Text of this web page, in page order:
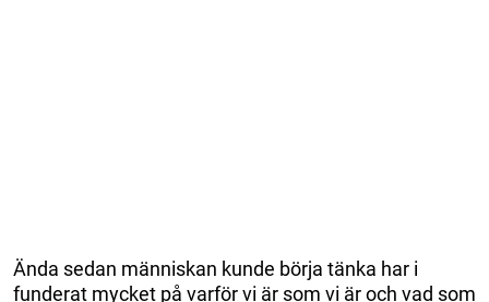
Ända sedan människan kunde börja tänka har i
funderat mycket på varför vi är som vi är och vad som